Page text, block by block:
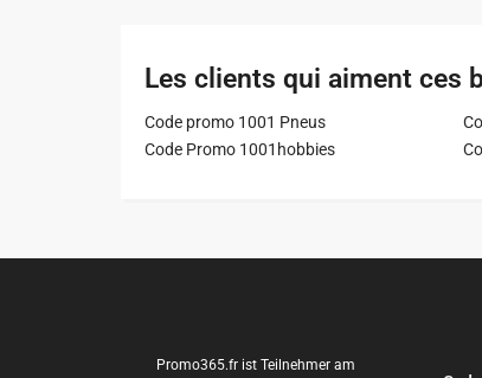
Les clients qui aiment ces
Code promo 1001 Pneus
Code Promo 1001hobbies
Promo365.fr ist Teilnehmer am